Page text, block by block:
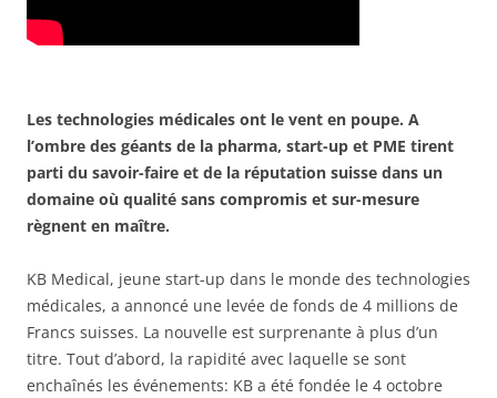
Les technologies médicales ont le vent en poupe. A
l’ombre des géants de la pharma, start-up et PME tirent
parti du savoir-faire et de la réputation suisse dans un
domaine où qualité sans compromis et sur-mesure
règnent en maître.
KB Medical, jeune start-up dans le monde des technologies
médicales, a annoncé une levée de fonds de 4 millions de
Francs suisses. La nouvelle est surprenante à plus d’un
titre. Tout d’abord, la rapidité avec laquelle se sont
enchaînés les événements: KB a été fondée le 4 octobre